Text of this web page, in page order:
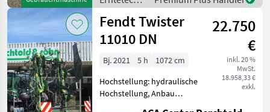
Kreiselheuer, Baujahr 2019,
präsentiert sich als
Grünland /
Fendt
Fendt Twister
11010 DN
22.750
€
inkl. 20 %
MwSt.
18.958,33 €
exkl.
Bj. 2021 5 h
1072 cm
Hochstellung: hydraulische
Hochstellung, Anbau